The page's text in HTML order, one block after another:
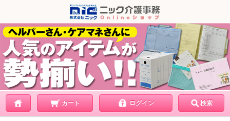
カート ログイン 検索